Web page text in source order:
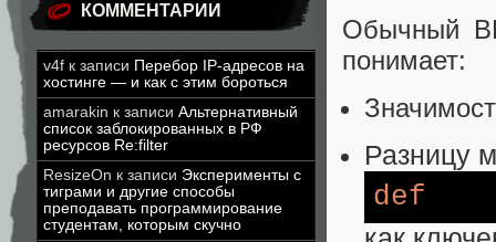
КОММЕНТАРИИ
v4f к записи Перебор IP-адресов на
хостинге — и как с этим бороться
amarakin к записи Альтернативный
список заблокированных в РФ
ресурсов Re:filter
ResizeOn к записи Эксперименты с
тиграми и другие способы
преподавать программирование
студентам, которым скучно
Обычный
понимает:
Разницу
def